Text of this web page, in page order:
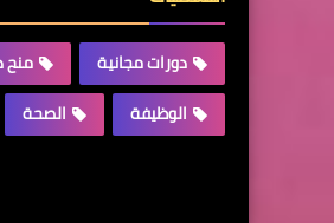
دورات مجانية منح
الوظيفة
الصحة